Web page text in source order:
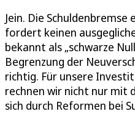
Jein. Die
fordert keinen
bekannt als „schwarze
Begrenzung der
richtig. Für unsere
rechnen wir nicht nur mit
sich durch Reformen bei